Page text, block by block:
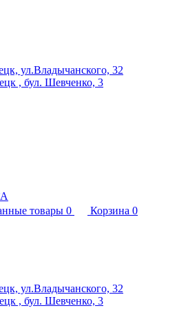
ул.Владычанского, 32
, бул. Шевченко, 3
товары 0 Корзина 0
ул.Владычанского, 32
, бул. Шевченко, 3